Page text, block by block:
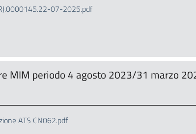
07-2025.pdf
MIM periodo 4 agosto 2023/31 marzo
ATS CN062.pdf